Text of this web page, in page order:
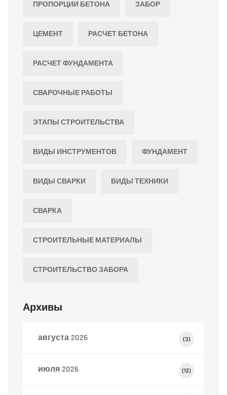
ПРОПОРЦИИ БЕТОНА ЗАБОР
ЦЕМЕНТ РАСЧЕТ БЕТОНА
РАСЧЕТ ФУНДАМЕНТА
СВАРОЧНЫЕ РАБОТЫ
ЭТАПЫ СТРОИТЕЛЬСТВА
ВИДЫ ИНСТРУМЕНТОВ ФУНДАМЕНТ
ВИДЫ СВАРКИ ВИДЫ ТЕХНИКИ
СВАРКА
СТРОИТЕЛЬНЫЕ МАТЕРИАЛЫ
СТРОИТЕЛЬСТВО ЗАБОРА
Архивы
августа 2026 (3)
июля 2026 (12)